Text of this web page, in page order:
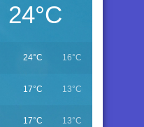
24°C
24°C 16°C
17°C 13°C
17°C 13°C